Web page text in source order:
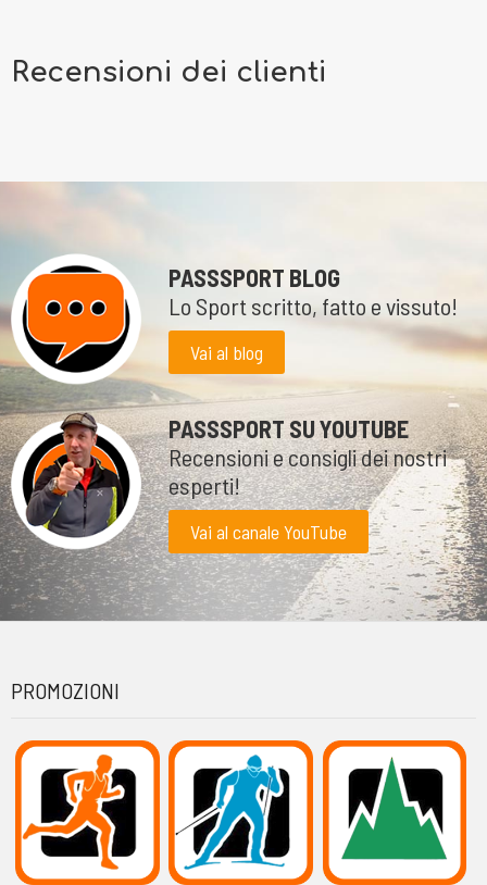
Recensioni dei clienti
PASSSPORT BLOG
Lo Sport scritto, fatto e vissuto!
Vai al blog
PASSSPORT SU YOUTUBE
Recensioni e consigli dei nostri
esperti!
Vai al canale YouTube
PROMOZIONI